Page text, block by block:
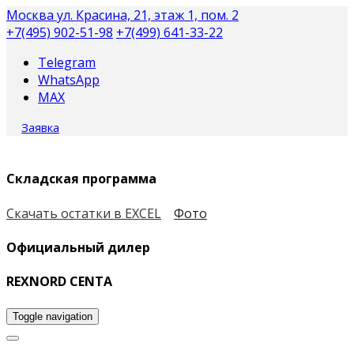
Москва ул. Красина, 21, этаж 1, пом. 2
+7(495) 902-51-98 +7(499) 641-33-22
Telegram
WhatsApp
MAX
Заявка
Складская программа
Скачать остатки в EXCEL
Фото
Официальный дилер
REXNORD CENTA
Toggle navigation